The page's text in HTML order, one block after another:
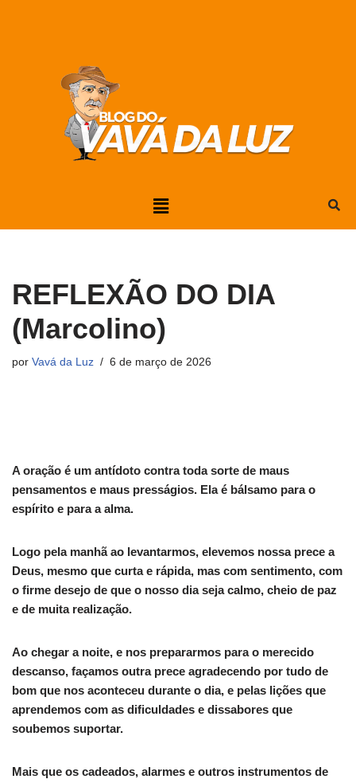
REFLEXÃO DO DIA
(Marcolino)
por Vavá da Luz 6 de março de 2026
A oração é um antídoto contra toda sorte de maus
pensamentos e maus presságios. Ela é bálsamo para o
espírito e para a alma.
Logo pela manhã ao levantarmos, elevemos nossa prece a
Deus, mesmo que curta e rápida, mas com sentimento, com
o firme desejo de que o nosso dia seja calmo, cheio de paz
e de muita realização.
Ao chegar a noite, e nos prepararmos para o merecido
descanso, façamos outra prece agradecendo por tudo de
bom que nos aconteceu durante o dia, e pelas lições que
aprendemos com as dificuldades e dissabores que
soubemos suportar.
Mais que os cadeados, alarmes e outros instrumentos de